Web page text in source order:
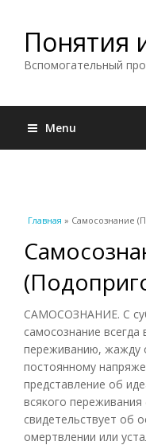
Понятия
Вспомогательный
Menu
Вы здесь
Главная » Самосознание
САМОСОЗНАНИЕ. С
самосознание
переживанию, жажду
постоянному
представление об
всякого переживания
свидетельствует об
омертвлении или